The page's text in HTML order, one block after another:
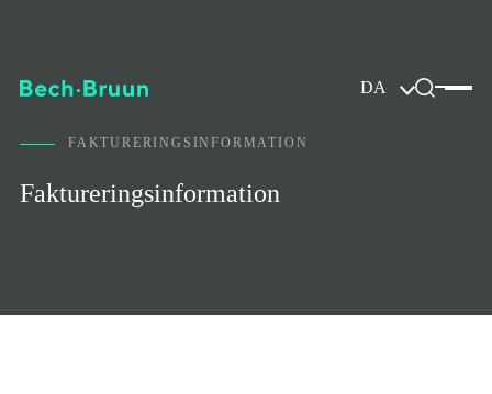
DA
FAKTURERINGSINFORMATION
Faktureringsinformation